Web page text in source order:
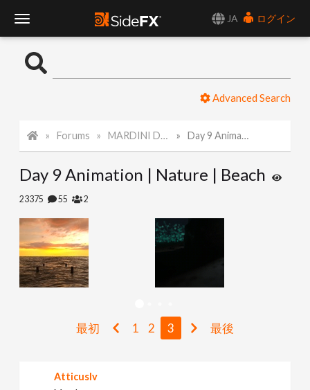
JA
ログイン
o
l
N
a
Advanced Search
Forums MARDINI Daily Challenge 2021 Day 9 Animation | Nature | Beach
Day 9 Animation | Nature | Beach
23375 55 2
最初 1 2 3 最後
Atticuslv